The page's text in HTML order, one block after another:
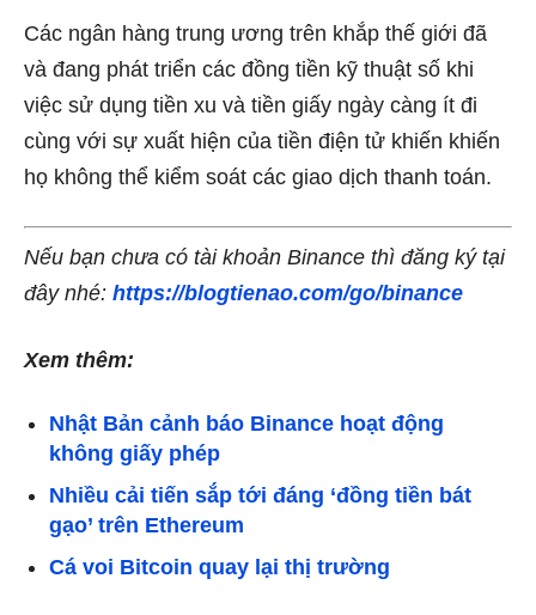
Các ngân hàng trung ương trên khắp thế giới đã
và đang phát triển các đồng tiền kỹ thuật số khi
việc sử dụng tiền xu và tiền giấy ngày càng ít đi
cùng với sự xuất hiện của tiền điện tử khiến khiến
họ không thể kiểm soát các giao dịch thanh toán.
Nếu bạn chưa có tài khoản Binance thì đăng ký tại
đây nhé: https://blogtienao.com/go/binance
Xem thêm:
Nhật Bản cảnh báo Binance hoạt động
không giấy phép
Nhiều cải tiến sắp tới đáng ‘đồng tiền bát
gạo’ trên Ethereum
Cá voi Bitcoin quay lại thị trường